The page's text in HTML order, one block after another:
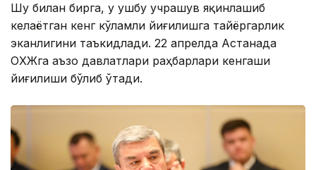
Шу билан бирга, у ушбу учрашув яқинлашиб
келаётган кенг кўламли йиғилишга тайёргарлик
эканлигини таъкидлади. 22 апрелда Астанада
ОҚХЖга аъзо давлатлари раҳбарлари кенгаши
йиғилиши бўлиб ўтади.